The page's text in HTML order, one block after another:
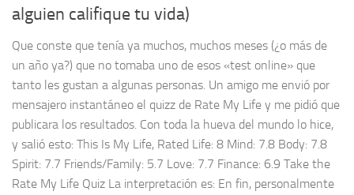
alguien califique tu vida)
Que conste que tenía ya muchos, muchos meses (¿o más de
un año ya?) que no tomaba uno de esos «test online» que
tanto les gustan a algunas personas. Un amigo me envió por
mensajero instantáneo el quizz de Rate My Life y me pidió que
publicara los resultados. Con toda la hueva del mundo lo hice,
y salió esto: This Is My Life, Rated Life: 8 Mind: 7.8 Body: 7.8
Spirit: 7.7 Friends/Family: 5.7 Love: 7.7 Finance: 6.9 Take the
Rate My Life Quiz La interpretación es: En fin, personalmente